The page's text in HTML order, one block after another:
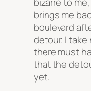
brings me
boulevard
detour. I
there must
that the
yet.